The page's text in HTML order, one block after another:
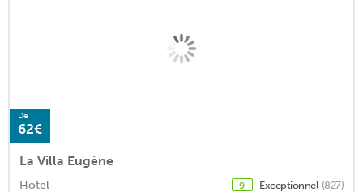
De
62€
La Villa Eugène
Hotel 9 Exceptionnel (827)